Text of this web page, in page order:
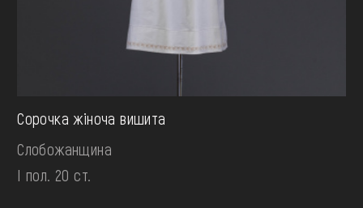
Сорочка жіноча вишита
Слобожанщина
І пол. 20 ст.